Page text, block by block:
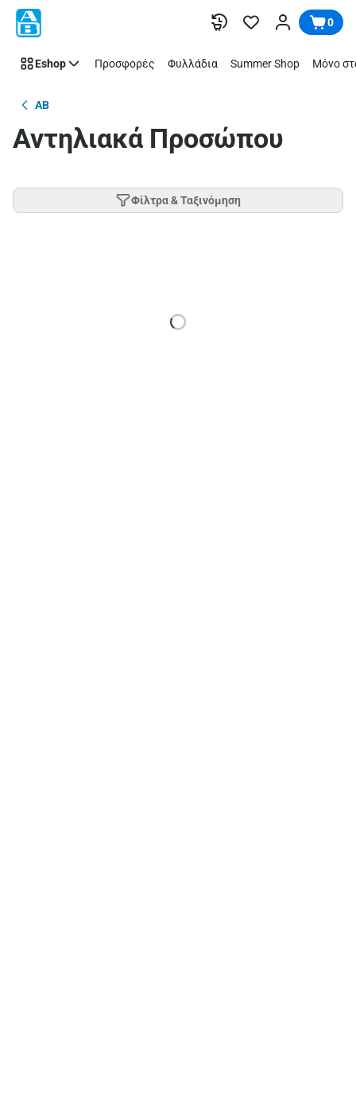
Παράλειψη 0
Eshop Προσφορές Φυλλάδια Summer Shop Μόνο
AB
Αντηλιακά Προσώπου
Φίλτρα & Ταξινόμηση